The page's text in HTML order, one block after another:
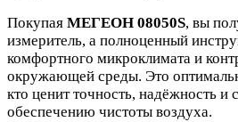
Покупая МЕГЕОН 08050S, вы
измеритель, а полноценный
комфортного микроклимата и
окружающей среды. Это
кто ценит точность, надёжность
обеспечению чистоты воздуха.